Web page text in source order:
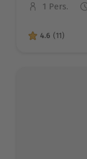
Anzahl der
1 Pers.
4.6 von 5
4.6 (11)